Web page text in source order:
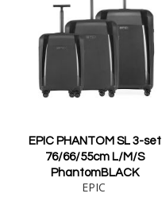
EPIC PHANTOM SL 3-set
76/66/55cm L/M/S
PhantomBLACK
EPIC